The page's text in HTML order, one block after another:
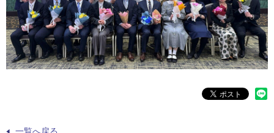
一覧へ戻る